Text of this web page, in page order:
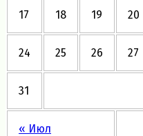
« Июл
17 18 19 20
24 25 26 27
31